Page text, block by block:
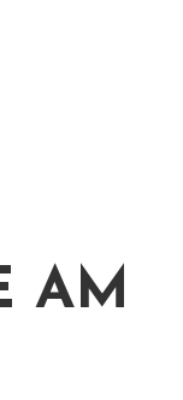
AM